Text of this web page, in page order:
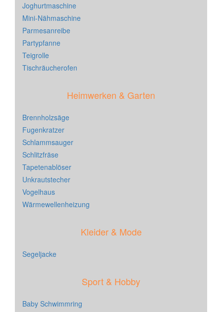
Joghurtmaschine
Mini-Nähmaschine
Parmesanreibe
Partypfanne
Teigrolle
Tischräucherofen
Heimwerken & Garten
Brennholzsäge
Fugenkratzer
Schlammsauger
Schlitzfräse
Tapetenablöser
Unkrautstecher
Vogelhaus
Wärmewellenheizung
Kleider & Mode
Segeljacke
Sport & Hobby
Baby Schwimmring